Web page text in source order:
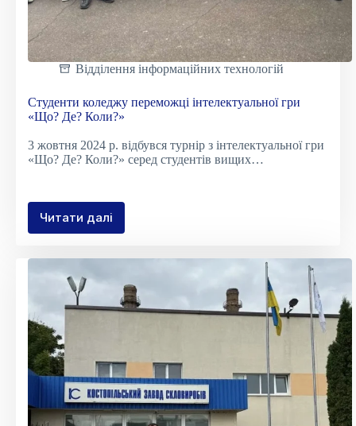
Відділення інформаційних технологій
Студенти коледжу переможці інтелектуальної гри
«Що? Де? Коли?»
3 жовтня 2024 р. відбувся турнір з інтелектуальної гри
«Що? Де? Коли?» серед студентів вищих…
Читати далі
Студенти
гри
«Що?
Де?